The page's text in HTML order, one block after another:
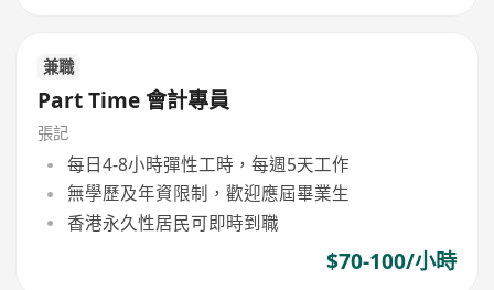
兼職
Part Time 會計專員
張記
每日4-8小時彈性工時，每週5天工作
無學歷及年資限制，歡迎應屆畢業生
香港永久性居民可即時到職
$70-100/小時